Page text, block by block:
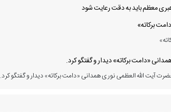
معظم باید به دقت رعایت شود
برکاته»
«دامت برکاته» دیدار و گفتگو کرد.
آیت الله العظمی نوری همدانی «دامت برکاته» دیدار و گفتگو کرد.